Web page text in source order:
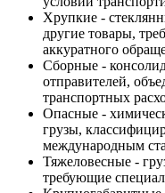
Хрупкие -
другие товары,
аккуратного
Сборные -
отправителей,
транспортных
Опасные -
грузы,
международным
Тяжеловесные -
требующие